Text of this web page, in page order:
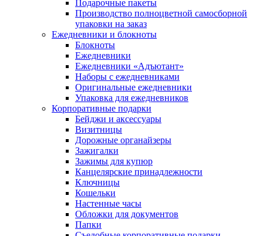
Подарочные пакеты
Производство полноцветной самосборной
упаковки на заказ
Ежедневники и блокноты
Блокноты
Ежедневники
Ежедневники «Адъютант»
Наборы с ежедневниками
Оригинальные ежедневники
Упаковка для ежедневников
Корпоративные подарки
Бейджи и аксессуары
Визитницы
Дорожные органайзеры
Зажигалки
Зажимы для купюр
Канцелярские принадлежности
Ключницы
Кошельки
Настенные часы
Обложки для документов
Папки